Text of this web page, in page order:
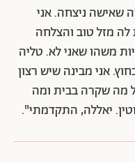
שאישה ניצחה. אני
לה מזל טוב והצלחה
משהו שאני לא. טליה
אני מבינה שיש רצון
מה שקרה בבית ומה
יאללה, התקדמתי".